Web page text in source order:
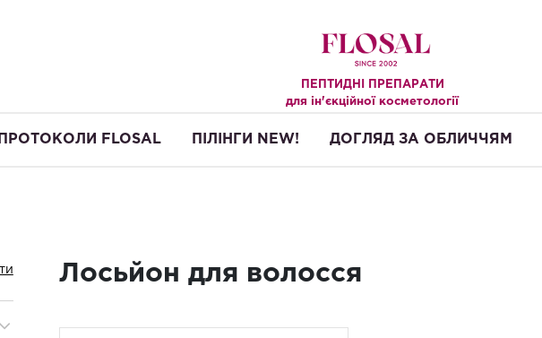
ПЕПТИДНІ ПРЕПАРАТИ
для ін'єкційної косметології
ПРОТОКОЛИ FLOSAL ПІЛІНГИ NEW! ДОГЛЯД ЗА ОБЛИЧЧЯМ
Лосьйон для волосся